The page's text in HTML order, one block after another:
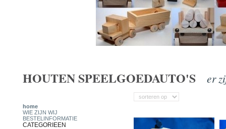
HOUTEN SPEELGOEDAUTO'S er
home
WIE ZIJN WIJ
BESTELINFORMATIE
CATEGORIEEN